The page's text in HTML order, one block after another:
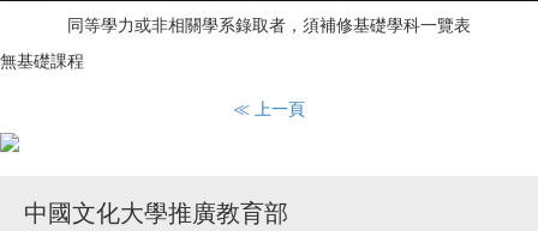
同等學力或非相關學系錄取者，須補修基礎學科一覽表
無基礎課程
≪ 上一頁
中國文化大學推廣教育部